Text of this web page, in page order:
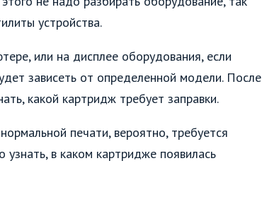
устройства.
или на дисплее оборудования, если
зависеть от определенной модели. После
какой картридж требует заправки.
печати, вероятно, требуется
в каком картридже появилась